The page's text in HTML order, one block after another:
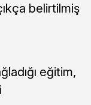
belirtilmiş
eğitim,